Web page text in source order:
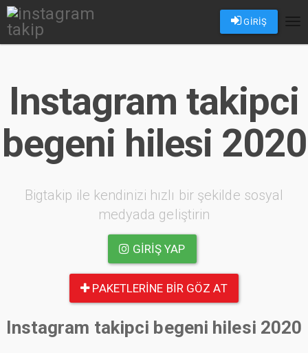
GİRİŞ
Instagram takipci
begeni hilesi 2020
Bigtakip ile kendinizi hızlı bir şekilde sosyal
medyada geliştirin
GIRIŞ YAP
PAKETLERINE BIR GÖZ AT
Instagram takipci begeni hilesi 2020